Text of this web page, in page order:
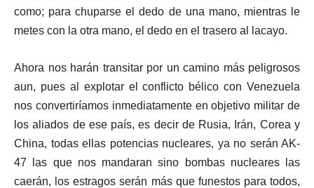
como; para chuparse el dedo de una mano, mientras le
metes con la otra mano, el dedo en el trasero al lacayo.
Ahora nos harán transitar por un camino más peligrosos
aun, pues al explotar el conflicto bélico con Venezuela
nos convertiríamos inmediatamente en objetivo militar de
los aliados de ese país, es decir de Rusia, Irán, Corea y
China, todas ellas potencias nucleares, ya no serán AK-
47 las que nos mandaran sino bombas nucleares las
caerán, los estragos serán más que funestos para todos,